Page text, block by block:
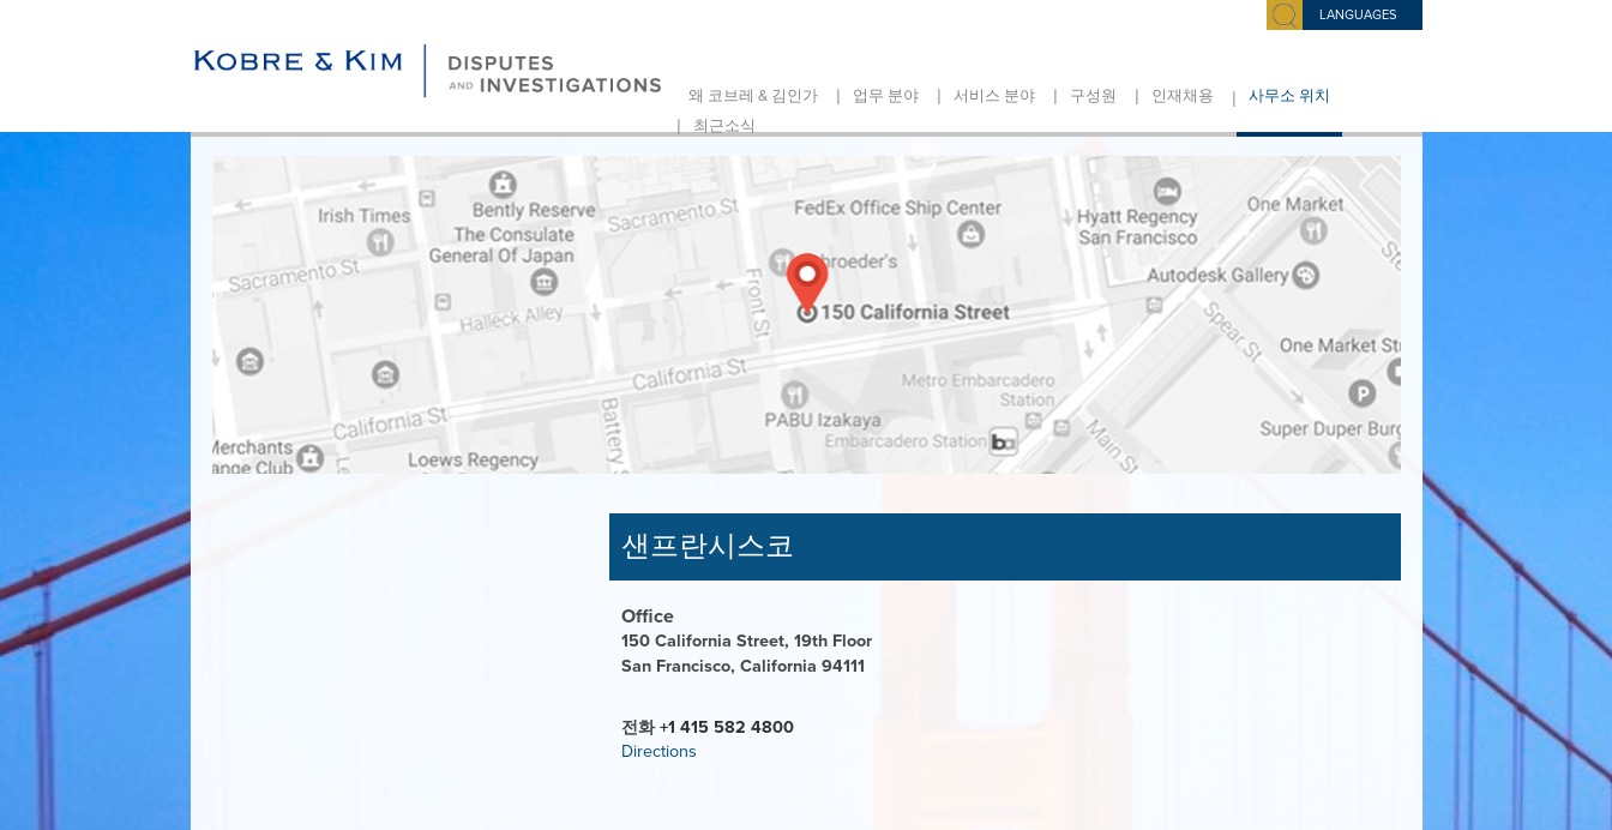
LANGUAGES
왜 코브레 & 김인가 | 업무 분야 | 서비스 분야 | 구성원 | 인재채용 | 사무소 위치
| 최근소식
샌프란시스코
Office
150 California Street, 19th Floor
San Francisco, California 94111
전화+1 415 582 4800
Directions